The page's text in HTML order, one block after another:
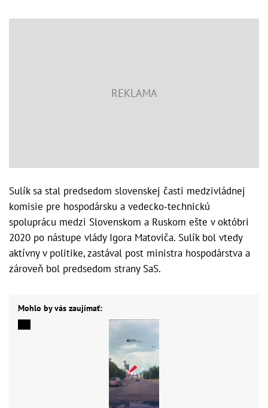
Sulík sa stal predsedom slovenskej časti medzivládnej
komisie pre hospodársku a vedecko-technickú
spoluprácu medzi Slovenskom a Ruskom ešte v októbri
2020 po nástupe vlády Igora Matoviča. Sulík bol vtedy
aktívny v politike, zastával post ministra hospodárstva a
zároveň bol predsedom strany SaS.
Mohlo by vás zaujímať: